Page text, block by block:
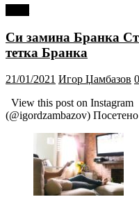
Си замина Бранка
тетка Бранка
21/01/2021 Игор Џамбазов 0
View this post on
(@igordzambazov)